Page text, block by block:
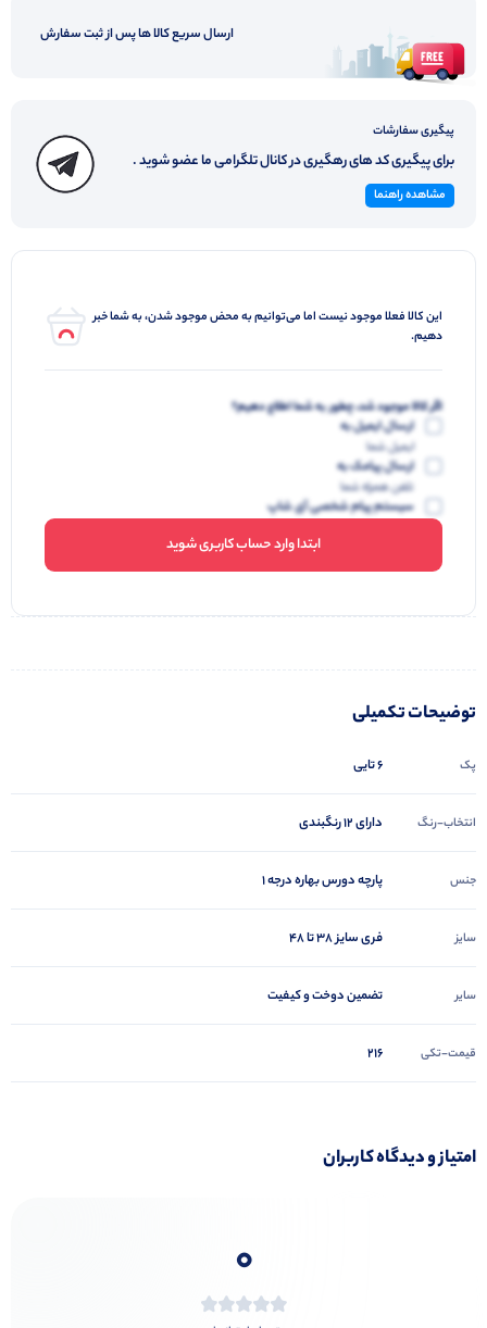
ارسال سریع کالا ها پس از ثبت سفارش
پیگیری سفارشات
برای پیگیری کد های رهگیری در کانال تلگرامی ما عضو شوید .
مشاهده راهنما
این کالا فعلا موجود نیست اما می‌توانیم به محض موجود شدن، به شما خبر
دهیم.
اگر کالا موجود شد، چطور به شما اطلاع دهیم؟
ارسال ایمیل به
ایمیل شما
ارسال پیامک به
تلفن همراه شما
سیستم پیام شخصی آی شاپ
ابتدا وارد حساب کاربری شوید
توضیحات تکمیلی
پک 6 تایی
انتخاب-رنگ دارای 12 رنگبندی
جنس پارچه دورس بهاره درجه 1
سایز فری سایز 38 تا 48
سایر تضمین دوخت و کیفیت
قیمت-تکی 216
امتیاز و دیدگاه کاربران
0